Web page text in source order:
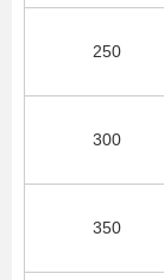
250
300
350